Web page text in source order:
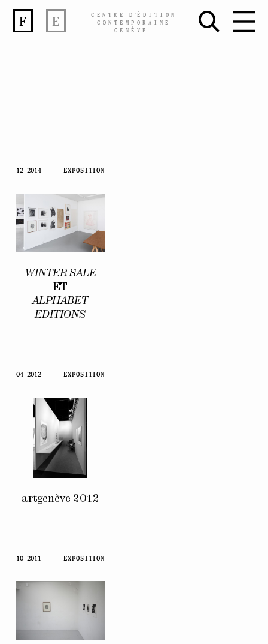
Skip
content
CENTRE D’ÉDITION
CONTEMPORAINE
GENÈVE
12 2014 EXPOSITION
WINTER SALE
ET
ALPHABET
EDITIONS
04 2012 EXPOSITION
artgenève 2012
10 2011 EXPOSITION
F E